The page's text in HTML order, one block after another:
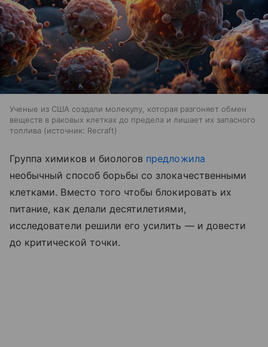
Ученые из США создали молекулу, которая разгоняет обмен
веществ в раковых клетках до предела и лишает их запасного
топлива
источник: Recraft
Группа химиков и биологов предложила
необычный способ борьбы со злокачественными
клетками. Вместо того чтобы блокировать их
питание, как делали десятилетиями,
исследователи решили его усилить — и довести
до критической точки.